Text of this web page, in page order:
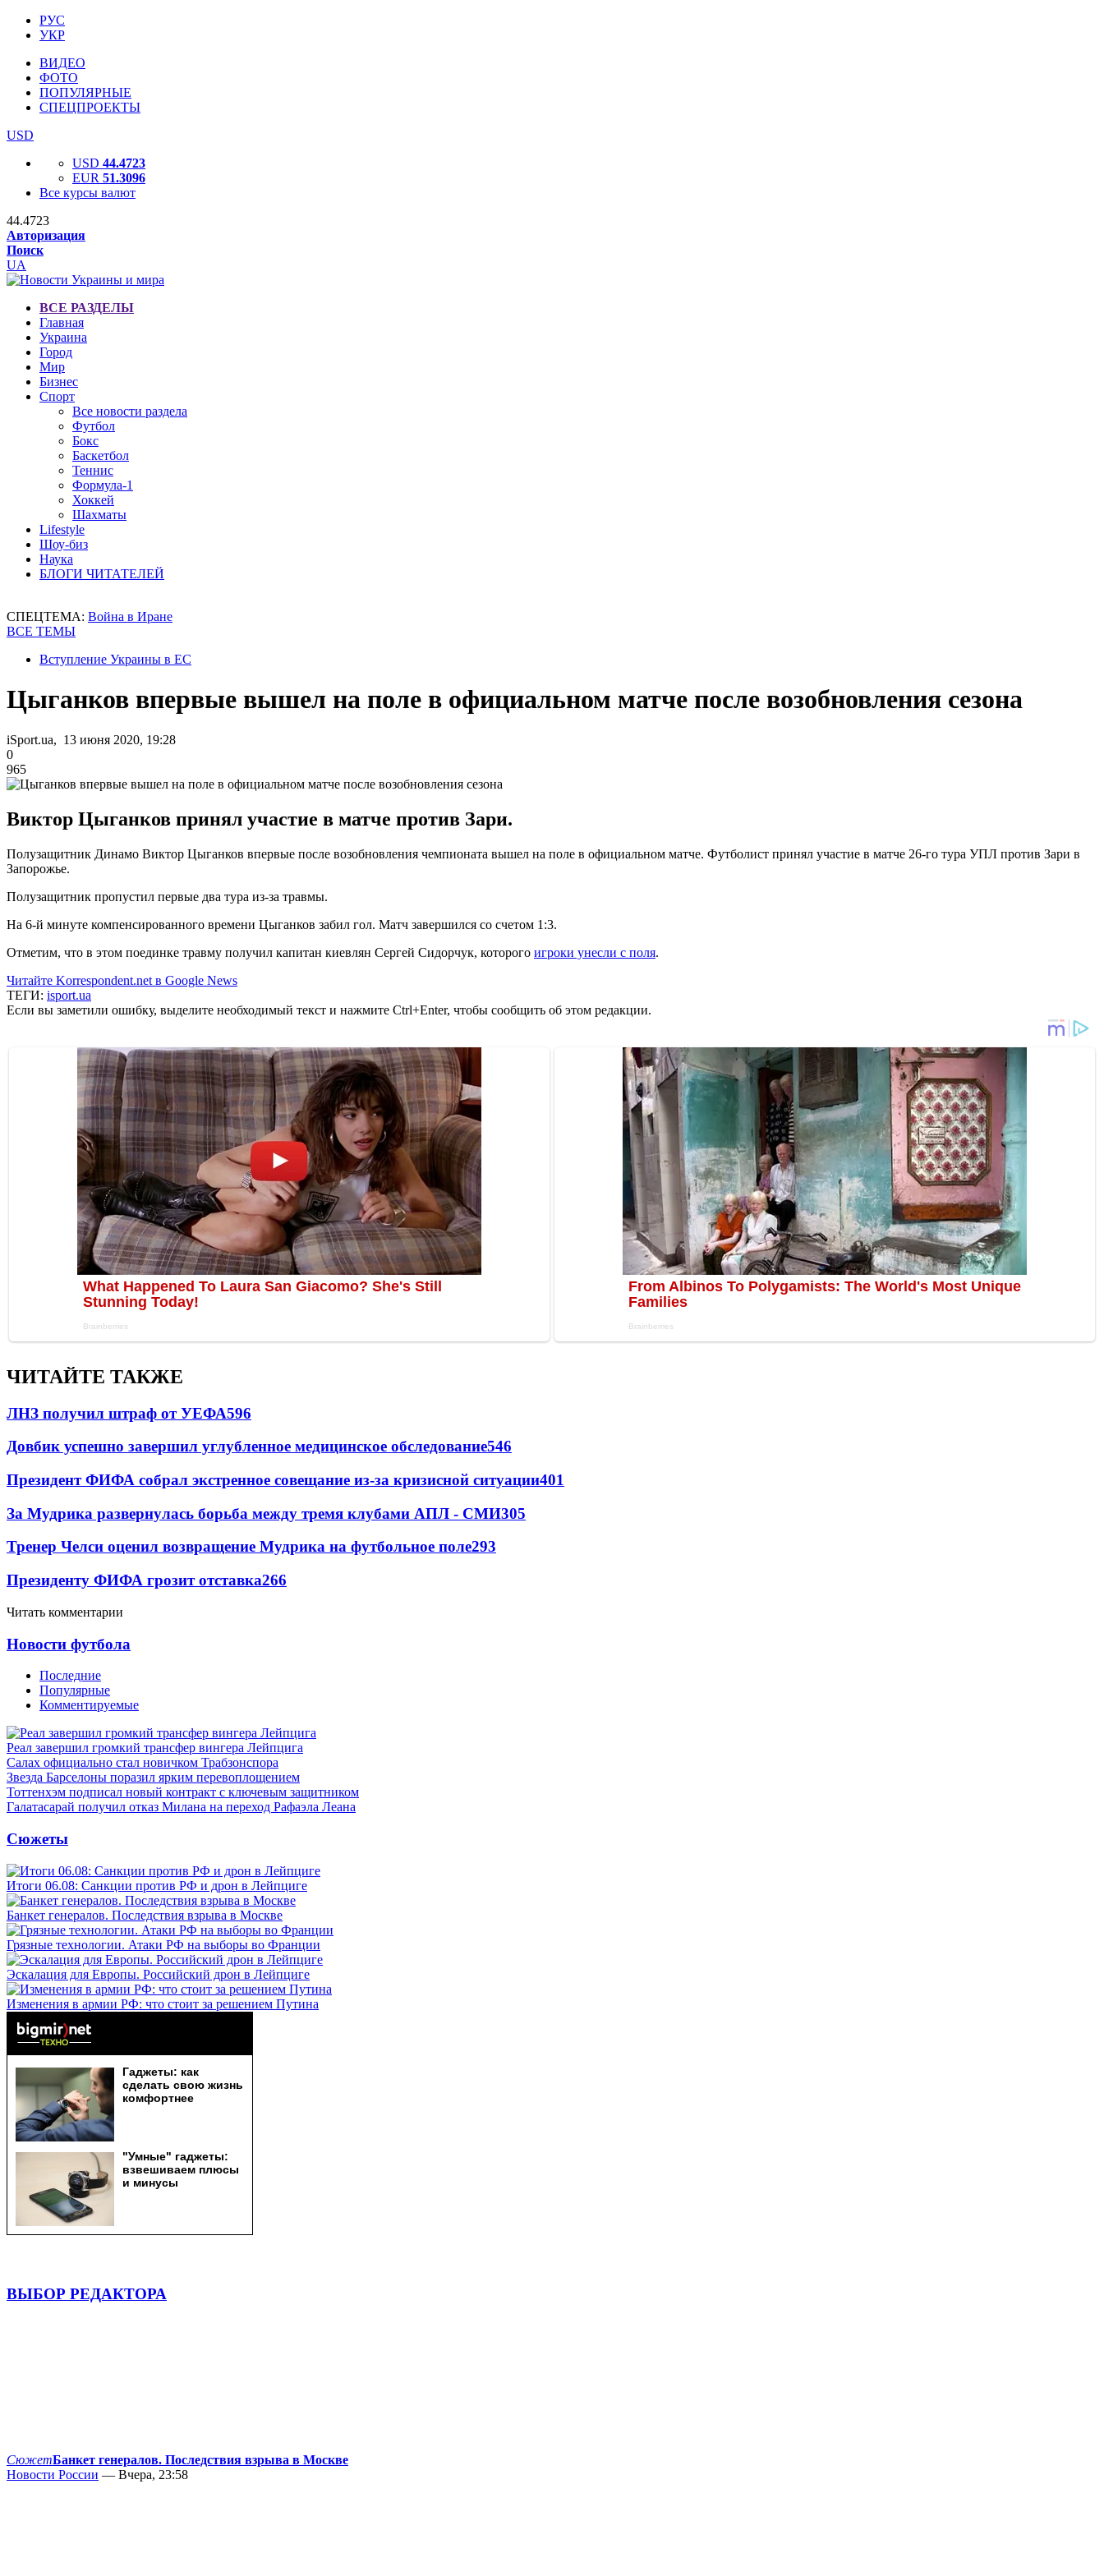
РУС
УКР
ВИДЕО
ФОТО
ПОПУЛЯРНЫЕ
СПЕЦПРОЕКТЫ
USD
USD 44.4723
EUR 51.3096
Все курсы валют
44.4723
Авторизация
Поиск
UA
ВСЕ РАЗДЕЛЫ
Главная
Украина
Город
Мир
Бизнес
Спорт
Все новости раздела
Футбол
Бокс
Баскетбол
Теннис
Формула-1
Хоккей
Шахматы
Lifestyle
Шоу-биз
Наука
БЛОГИ ЧИТАТЕЛЕЙ
СПЕЦТЕМА: Война в Иране
ВСЕ ТЕМЫ
Вступление Украины в ЕС
Цыганков впервые вышел на поле в официальном матче после возобновления сезона
iSport.ua, 13 июня 2020, 19:28
0
965
Виктор Цыганков принял участие в матче против Зари.
Полузащитник Динамо Виктор Цыганков впервые после возобновления чемпионата вышел на поле в официальном матче. Футболист принял участие в матче 26-го тура УПЛ против Зари в
Запорожье.
Полузащитник пропустил первые два тура из-за травмы.
На 6-й минуте компенсированного времени Цыганков забил гол. Матч завершился со счетом 1:3.
Отметим, что в этом поединке травму получил капитан киевлян Сергей Сидорчук, которого игроки унесли с поля.
Читайте Korrespondent.net в Google News
ТЕГИ: isport.ua
Если вы заметили ошибку, выделите необходимый текст и нажмите Ctrl+Enter, чтобы сообщить об этом редакции.
ЧИТАЙТЕ ТАКЖЕ
ЛНЗ получил штраф от УЕФА596
Довбик успешно завершил углубленное медицинское обследование546
Президент ФИФА собрал экстренное совещание из-за кризисной ситуации401
За Мудрика развернулась борьба между тремя клубами АПЛ - СМИ305
Тренер Челси оценил возвращение Мудрика на футбольное поле293
Президенту ФИФА грозит отставка266
Читать комментарии
Новости футбола
Последние
Популярные
Комментируемые
Реал завершил громкий трансфер вингера Лейпцига
Салах официально стал новичком Трабзонспора
Звезда Барселоны поразил ярким перевоплощением
Тоттенхэм подписал новый контракт с ключевым защитником
Галатасарай получил отказ Милана на переход Рафаэла Леана
Сюжеты
Итоги 06.08: Санкции против РФ и дрон в Лейпциге
Банкет генералов. Последствия взрыва в Москве
Грязные технологии. Атаки РФ на выборы во Франции
Эскалация для Европы. Российский дрон в Лейпциге
Изменения в армии РФ: что стоит за решением Путина
ВЫБОР РЕДАКТОРА
СюжетБанкет генералов. Последствия взрыва в Москве
Новости России — Вчера, 23:58